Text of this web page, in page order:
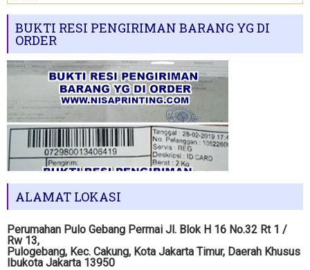
BUKTI RESI PENGIRIMAN BARANG YG DI
ORDER
ALAMAT LOKASI
Perumahan Pulo Gebang Permai Jl. Blok H 16 No.32 Rt 1 /
Rw 13,
Pulogebang, Kec. Cakung, Kota Jakarta Timur, Daerah Khusus
Ibukota Jakarta 13950